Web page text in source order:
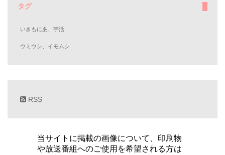
タグ
いきもにあ、芋活
ウミウシ、イモムシ
RSS
当サイトに掲載の画像について、印刷物
や放送番組へのご使用を希望される方は